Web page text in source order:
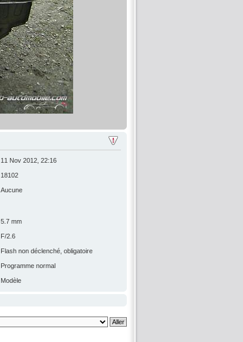
11 Nov 2012, 22:16
18102
Aucune
5.7 mm
F/2.6
Flash non déclenché, obligatoire
Programme normal
Modèle